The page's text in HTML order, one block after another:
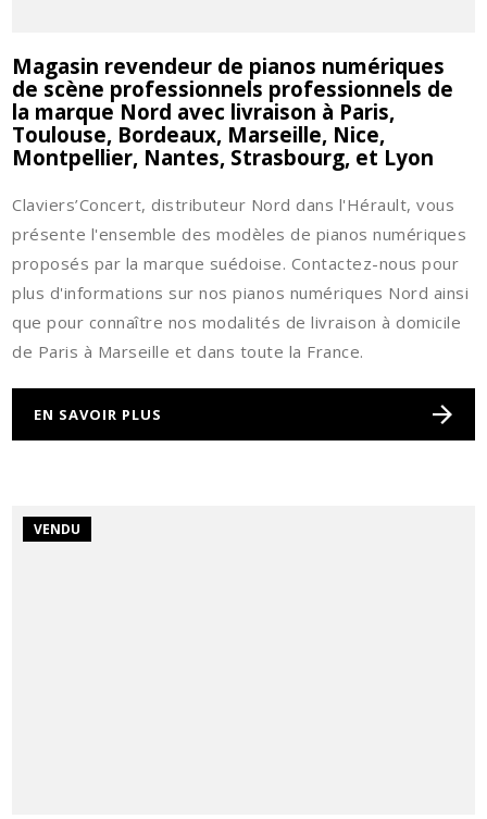
Magasin revendeur de pianos numériques
de scène professionnels professionnels de
la marque Nord avec livraison à Paris,
Toulouse, Bordeaux, Marseille, Nice,
Montpellier, Nantes, Strasbourg, et Lyon
Claviers’Concert, distributeur Nord dans l'Hérault, vous
présente l'ensemble des modèles de pianos numériques
proposés par la marque suédoise. Contactez-nous pour
plus d'informations sur nos pianos numériques Nord ainsi
que pour connaître nos modalités de livraison à domicile
de Paris à Marseille et dans toute la France.
EN SAVOIR PLUS
VENDU